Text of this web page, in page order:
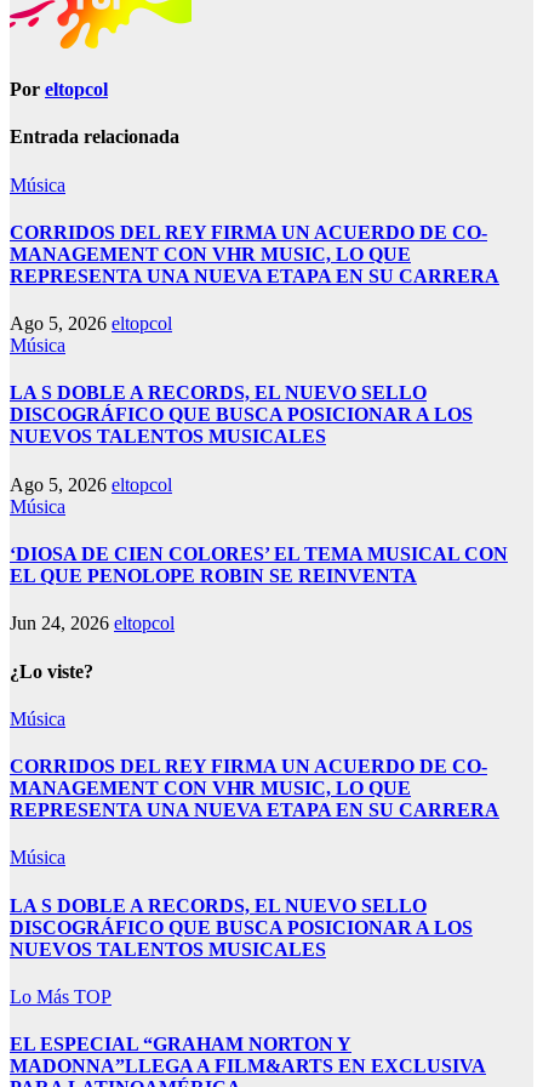
Por eltopcol
Entrada relacionada
Música
CORRIDOS DEL REY FIRMA UN ACUERDO DE CO-
MANAGEMENT CON VHR MUSIC, LO QUE
REPRESENTA UNA NUEVA ETAPA EN SU CARRERA
Ago 5, 2026 eltopcol
Música
LA S DOBLE A RECORDS, EL NUEVO SELLO
DISCOGRÁFICO QUE BUSCA POSICIONAR A LOS
NUEVOS TALENTOS MUSICALES
Ago 5, 2026 eltopcol
Música
‘DIOSA DE CIEN COLORES’ EL TEMA MUSICAL CON
EL QUE PENOLOPE ROBIN SE REINVENTA
Jun 24, 2026 eltopcol
¿Lo viste?
Música
CORRIDOS DEL REY FIRMA UN ACUERDO DE CO-
MANAGEMENT CON VHR MUSIC, LO QUE
REPRESENTA UNA NUEVA ETAPA EN SU CARRERA
Música
LA S DOBLE A RECORDS, EL NUEVO SELLO
DISCOGRÁFICO QUE BUSCA POSICIONAR A LOS
NUEVOS TALENTOS MUSICALES
Lo Más TOP
EL ESPECIAL “GRAHAM NORTON Y
MADONNA”LLEGA A FILM&ARTS EN EXCLUSIVA